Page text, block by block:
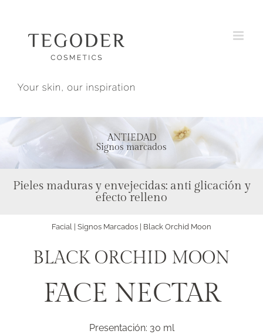
ANTIEDAD
Signos marcados
Pieles maduras y envejecidas: anti glicación y
efecto relleno
Facial | Signos Marcados | Black Orchid Moon
BLACK ORCHID MOON
FACE NECTAR
Presentación: 30 ml